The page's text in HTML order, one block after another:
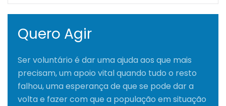
Quero Agir
Ser voluntário é dar uma ajuda aos que mais
precisam, um apoio vital quando tudo o resto
falhou, uma esperança de que se pode dar a
volta e fazer com que a população em situação